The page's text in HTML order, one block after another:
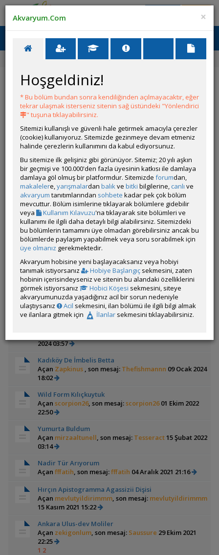
Ana Menü
Ana Sayfa
Forum Nadir Tür Gördüm
Nadir Tür Gördüm
YENİ KONU AÇ
KONULAR
Bu Vatozun Türü Nedir ?
14:37
Albino Endler Dedesi Oldum :)
AçanAguamentist, son mesaj:Aguamentist09 Mart
2026 14:40
12
Yeni Tür Tanıtımı... Hemichromis Exsul.
Açanonuribrahim, son mesaj: onuribrahim 25 Kasım
2025 11:00
12
Yıllar Sonra Keyhole Cichlid (c. Maronii)
Açansinor, son mesaj:sinor03 Ağustos 2025 18:27
Rotala Florida Sunset
AçanWnrAquascaping , son mesaj:Montesque
2024 19:22
2024 03:57
Kadıköy De İmbelis Betta
Açan Zapkinus , son mesaj: Thefishmannn 09 Ocak 2024
18:02
Wild Form Kılıçkuytuk
Açan scorpion26, son mesaj:scorpion2601 Ekim 2022
22:50
Yumurta Buldum
Açan mirzaaltunell, son mesaj: Tesseract15 Şubat 2022
03:14
Nadir Tür Arıyorum
Açan fffatih, son mesaj:fffatih 04 Aralık 2021 21:16
Hırçın Apistogramma Agassizii Dişisi
Açan mevlutyildirimmm, son mesaj: mevlutyildirimmm
15 Kasım 2021 15:22
Ankara Ulus-dev Moliler
Açan zekigonlum, son mesaj: Saussure 29 Ekim 2021
22:25
1 2
×
Akvaryum.Com
Hoşgeldiniz!
* Bu bölüm bundan sonra kendiliğinden açılmayacaktır, eğer
tekrar ulaşmak isterseniz sitenin sağ üstündeki "Yönlendirici
" tuşuna tıklayabilirsiniz.
Sitemizi kullanışlı ve güvenli hale getirmek amacıyla çerezler
(cookie) kullanıyoruz. Sitemizde gezinmeye devam etmeniz
halinde çerezlerin kullanımını da kabul ediyorsunuz.
Bu sitemize ilk gelişiniz gibi görünüyor. Sitemiz; 20 yılı aşkın
bir geçmişi ve 100.000'den fazla üyesinin katkısı ile damlaya
damlaya göl olmuş bir platformdur. Sitemizde forumdan,
makalelere,yarışmalardan balıkve bitki bilgilerine, canlı ve
akvaryum tanıtımlarından sohbete kadar pek çok bölüm
mevcuttur. Bölüm isimlerine tıklayarak bölümlere gidebilir
veya
Kullanım Kılavuzu'na tıklayarak site bölümleri ve
kullanımı ile ilgili daha detaylı bilgi alabilirsiniz. Sitemizdeki
bu bölümlerin tamamını üye olmadan görebilirsiniz ancak bu
bölümlerde paylaşım yapabilmek veya soru sorabilmek için
üye olmanız gerekmektedir.
Akvaryum hobisine yeni başlayacaksanız veya hobiyi
tanımak istiyorsanız
Hobiye Başlangıç sekmesini, zaten
hobinin içerisindeyseniz ve sitenin bu alandaki özelliklerini
görmek istiyorsanız
Hobici Köşesi sekmesini, siteye
akvaryumunuzda yaşadığınız acil bir sorun nedeniyle
ulaştıysanız
Acil sekmesini, ilan bölümü ile ilgili bilgi almak
ve ilanlara gitmek için
İlanlar sekmesini tıklayabilirsiniz.